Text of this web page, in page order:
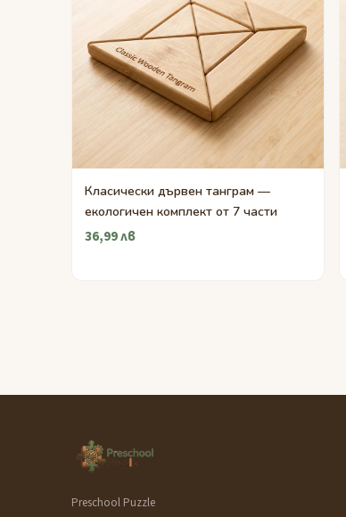
Класически дървен танграм —
екологичен комплект от 7 части
36,99 лв
Preschool Puzzle